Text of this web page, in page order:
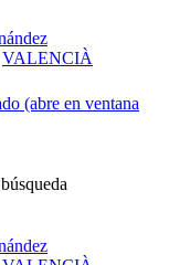
VALENCIÀ
(abre en ventana